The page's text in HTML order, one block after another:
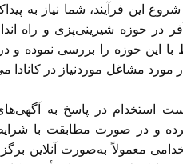
این فرآیند، شما نیاز به
در حوزه شیرینی‌پزی و راه
این حوزه را بررسی نموده و
مورد مشاغل موردنیاز در کانادا
استخدام در پاسخ به
و در صورت مطابقت با
معمولاً به‌صورت آنلاین